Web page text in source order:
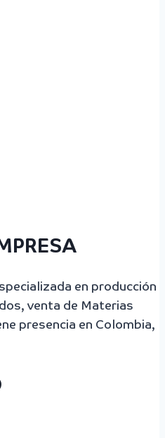
en producción
venta de Materias
presencia en Colombia,